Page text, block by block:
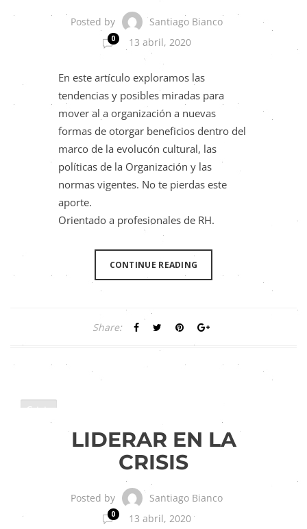
Posted by Santiago Bianco
0 13 abril, 2020
En este artículo exploramos las
tendencias y posibles miradas para
mover al a organización a nuevas
formas de otorgar beneficios dentro del
marco de la evolucón cultural, las
políticas de la Organización y las
normas vigentes. No te pierdas este
aporte.
Orientado a profesionales de RH.
CONTINUE READING
Share:
Crisis
Liderazgo LIDERAR EN LA
CRISIS
Posted by Santiago Bianco
0 13 abril, 2020